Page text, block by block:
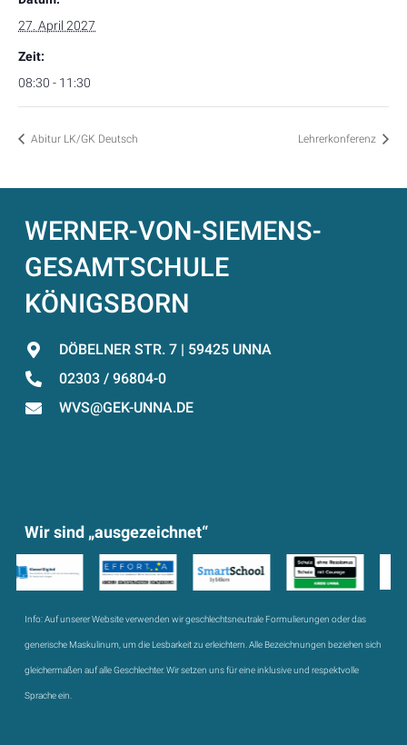
27. April 2027
Zeit:
08:30 - 11:30
Abitur LK/GK Deutsch Lehrerkonferenz
WERNER-VON-SIEMENS-
GESAMTSCHULE
KÖNIGSBORN
DÖBELNER STR. 7 | 59425 UNNA
02303 / 96804-0
WVS@GEK-UNNA.DE
Wir sind „ausgezeichnet“
Info:Auf unserer Website verwenden wir geschlechtsneutrale Formulierungen oder das
generische Maskulinum, um die Lesbarkeit zu erleichtern. Alle Bezeichnungen beziehen sich
gleichermaßen auf alle Geschlechter. Wir setzen uns für eine inklusive und respektvolle
Sprache ein.